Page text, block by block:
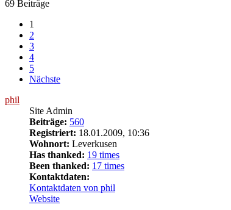
69 Beiträge
1
2
3
4
5
Nächste
phil
Site Admin
Beiträge: 560
Registriert: 18.01.2009, 10:36
Wohnort: Leverkusen
Has thanked: 19 times
Been thanked: 17 times
Kontaktdaten:
Kontaktdaten von phil
Website